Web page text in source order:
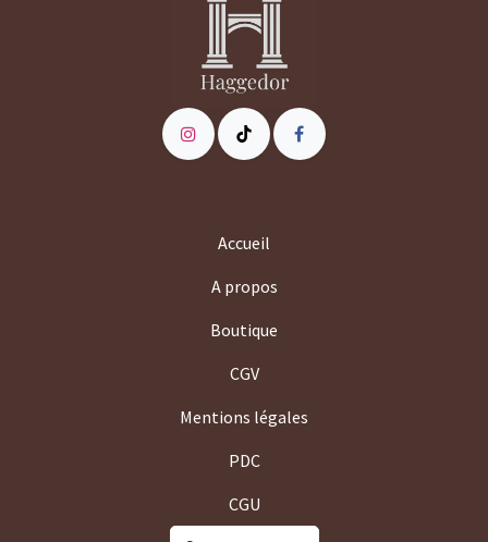
Accueil
A propos
Boutique
CGV
Mentions légales
PDC
CGU